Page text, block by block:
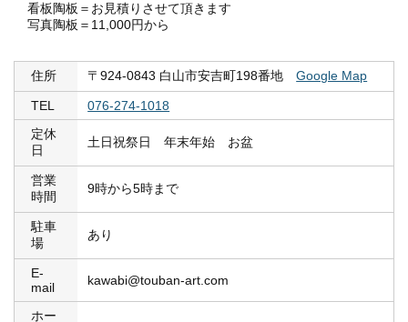
看板陶板＝お見積りさせて頂きます
写真陶板＝11,000円から
住所 〒924-0843 白山市安吉町198番地Google Map
TEL
076-274-1018
定休
日
土日祝祭日 年末年始 お盆
営業
時間
9時から5時まで
駐車
場
あり
E-
mail
kawabi@touban-art.com
ホー